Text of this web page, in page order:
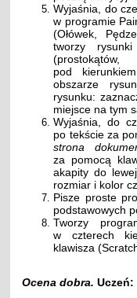
Wyjaśnia, do
w programie
(Ołówek,
tworzy
pod
obszarze
rysunku:
miejsce na tym
Wyjaśnia, do
po tekście za
strona
za pomocą
akapity do
rozmiar i kolor
Pisze proste
podstawowych
Tworzy
w czterech
klawisza
Ocena dobra.Uczeń: